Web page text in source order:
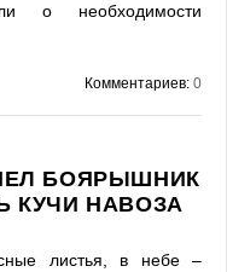
о необходимости
Комментариев: 0
БОЯРЫШНИК
КУЧИ НАВОЗА
листья, в небе –